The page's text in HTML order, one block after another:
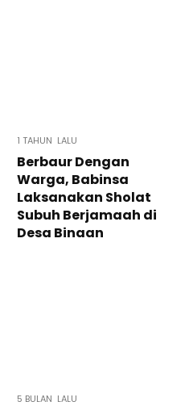
1 TAHUN LALU
Berbaur Dengan
Warga, Babinsa
Laksanakan Sholat
Subuh Berjamaah di
Desa Binaan
5 BULAN LALU